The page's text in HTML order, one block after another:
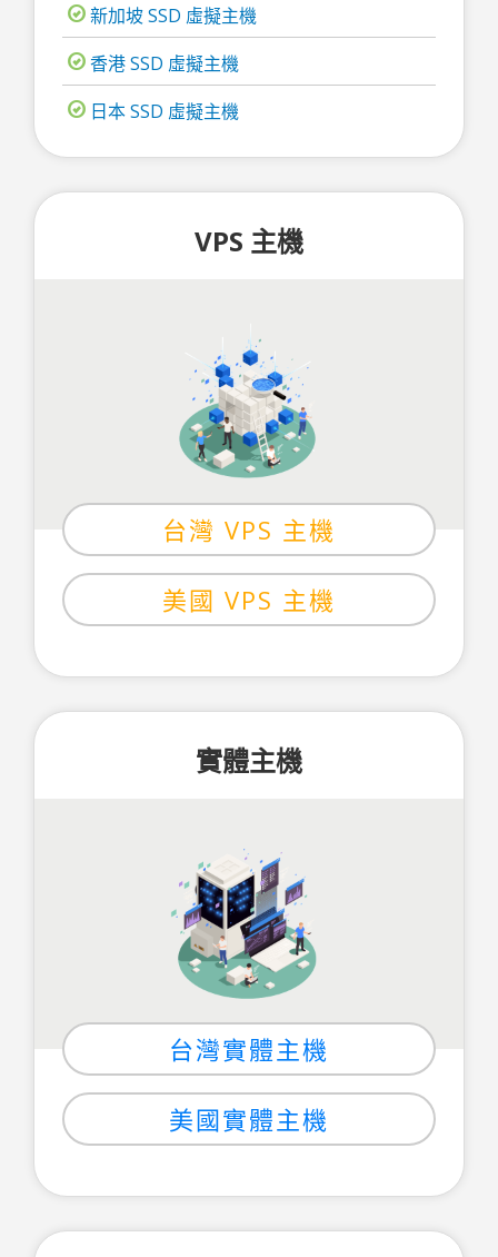
新加坡 SSD 虛擬主機
香港 SSD 虛擬主機
日本 SSD 虛擬主機
VPS 主機
台灣 VPS 主機
美國 VPS 主機
實體主機
台灣實體主機
美國實體主機